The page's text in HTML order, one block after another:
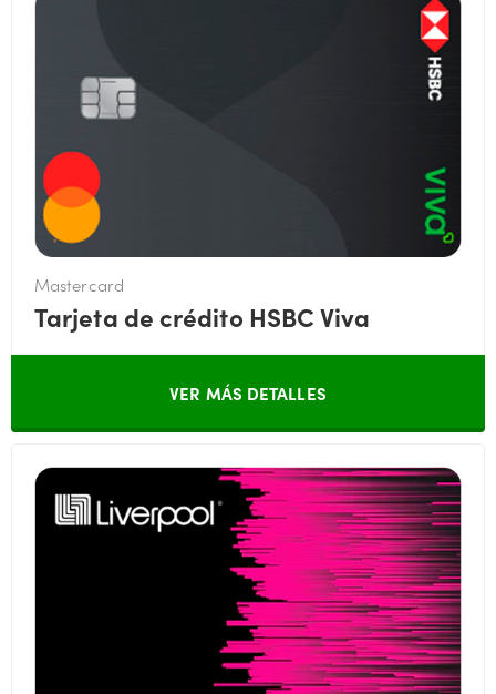
Mastercard
Tarjeta de crédito HSBC Viva
VER MÁS DETALLES